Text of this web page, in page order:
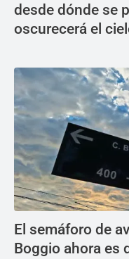
desde dónde se
oscurecerá el
El semáforo de
Boggio ahora es